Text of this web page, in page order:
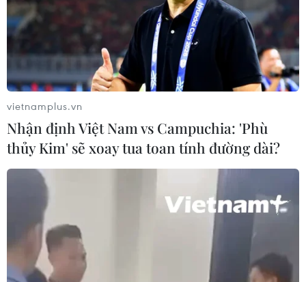
vietnamplus.vn
Nhận định Việt Nam vs Campuchia: 'Phù
thủy Kim' sẽ xoay tua toan tính đường dài?